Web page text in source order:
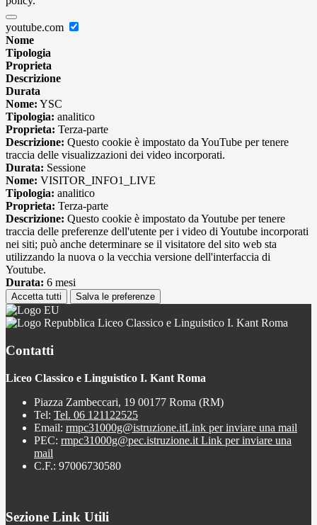
youtube.com
Nome
Tipologia
Proprieta
Descrizione
Durata
Nome: YSC
Tipologia: analitico
Proprieta: Terza-parte
Descrizione: Questo cookie è impostato da YouTube per tenere
traccia delle visualizzazioni dei video incorporati.
Durata: Sessione
Nome: VISITOR_INFO1_LIVE
Tipologia: analitico
Proprieta: Terza-parte
Descrizione: Questo cookie è impostato da Youtube per tenere
traccia delle preferenze dell'utente per i video di Youtube incorporati
nei siti; può anche determinare se il visitatore del sito web sta
utilizzando la nuova o la vecchia versione dell'interfaccia di
Youtube.
Durata: 6 mesi
Accetta tutti Salva le preferenze
Liceo Classico e Linguistico I. Kant Roma
Contatti
Liceo Classico e Linguistico I. Kant Roma
Piazza Zambeccari, 19 00177 Roma (RM)
Tel: Tel. 06 121122525
Email: rmpc31000g@istruzione.itLink per inviare una mail
PEC: rmpc31000g@pec.istruzione.it Link per inviare una
mail
C.F.: 97006730580
Sezione Link Utili